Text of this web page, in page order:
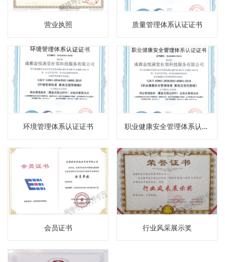
营业执照 质量管理体系认证证书
环境管理体系认证证书 职业健康安全管理体系认证证书
会员证书 行业风采展示奖